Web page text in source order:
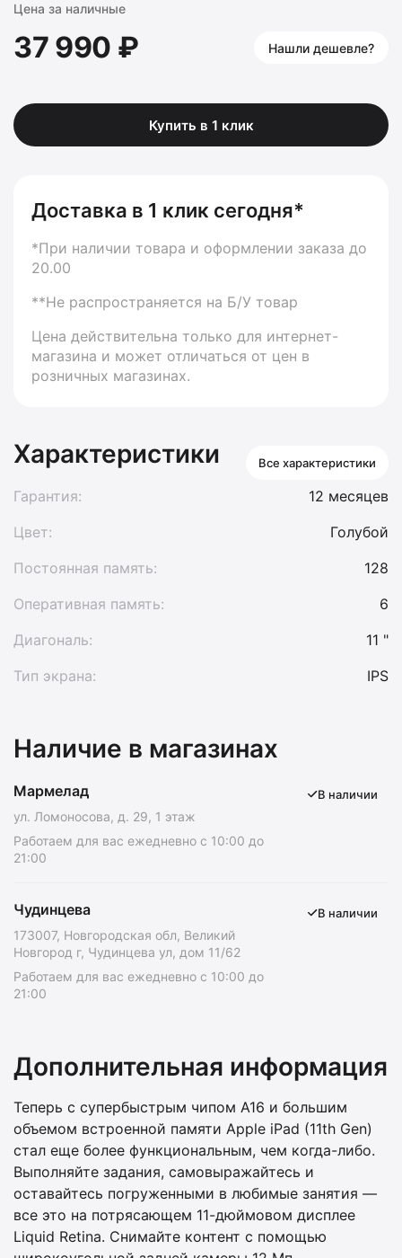
Цена за наличные
37 990 ₽ Нашли дешевле?
Купить в 1 клик
Доставка в 1 клик сегодня*
*При наличии товара и оформлении заказа до
20.00
**Не распространяется на Б/У товар
Цена действительна только для интернет-
магазина и может отличаться от цен в
розничных магазинах.
Характеристики Все характеристики
Гарантия:
12 месяцев
Цвет:
Голубой
Постоянная память:
128
Оперативная память:
6
Диагональ:
11 "
Тип экрана:
IPS
Наличие в магазинах
Мармелад
ул. Ломоносова, д. 29, 1 этаж
Работаем для вас ежедневно с 10:00 до
21:00
В наличии
Чудинцева
173007, Новгородская обл, Великий
Новгород г, Чудинцева ул, дом 11/62
Работаем для вас ежедневно с 10:00 до
21:00
В наличии
Дополнительная информация
Теперь с супербыстрым чипом A16 и большим
объемом встроенной памяти Apple iPad (11th Gen)
стал еще более функциональным, чем когда-либо.
Выполняйте задания, самовыражайтесь и
оставайтесь погруженными в любимые занятия —
все это на потрясающем 11-дюймовом дисплее
Liquid Retina. Снимайте контент с помощью